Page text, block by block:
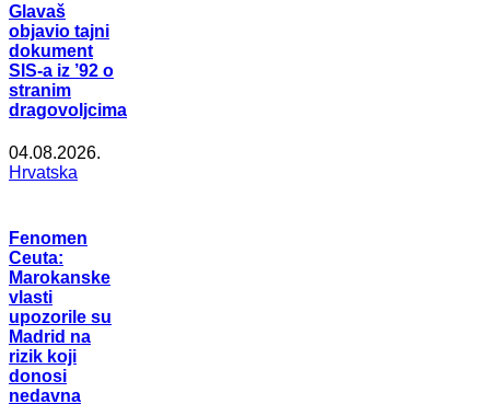
Glavaš
objavio tajni
dokument
SIS-a iz ’92 o
stranim
dragovoljcima
04.08.2026.
Hrvatska
Fenomen
Ceuta:
Marokanske
vlasti
upozorile su
Madrid na
rizik koji
donosi
nedavna